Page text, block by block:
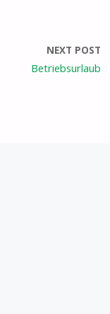
NEXT POST
Betriebsurlaub